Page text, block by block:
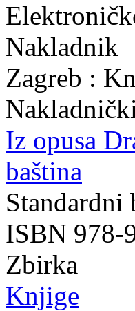
Nakladnik
Zagreb :
Iz opusa
baština
Standardni
ISBN 978-
Zbirka
Knjige